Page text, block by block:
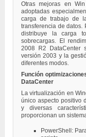
Otras mejoras en
adoptadas
carga de trabajo de
transferencia de datos.
distribuye la carga
sobrecargas. El
2008 R2 DataCenter
versión 2003 y la
diferentes modos.
Función
DataCenter
La virtualización en
único aspecto positivo
y diversas
proporcionan un
PowerShell: